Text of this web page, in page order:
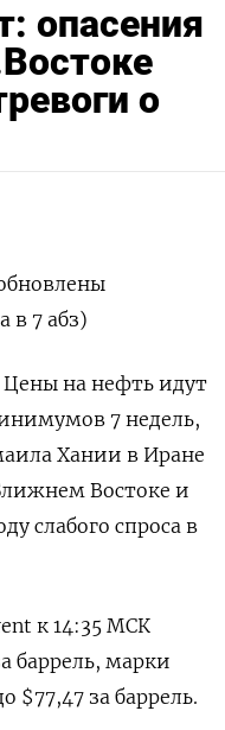
опасения
о
в 7 абз)
на нефть идут
7 недель,
Хании в Иране
Востоке и
слабого спроса в
к 14:35 МСК
баррель, марки
$77,47 за баррель.